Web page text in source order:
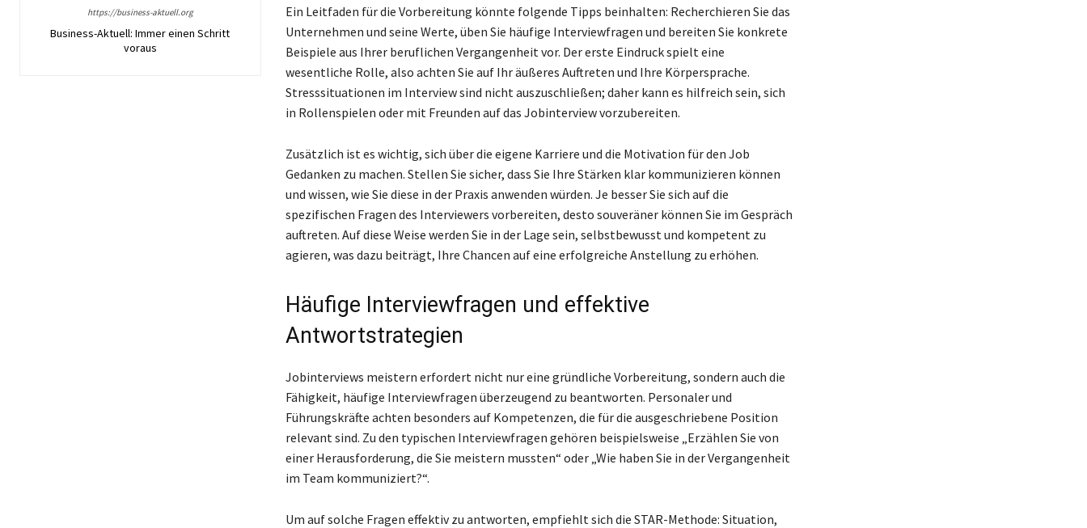
https://business-aktuell.org
Business-Aktuell: Immer einen Schritt
voraus
Ein Leitfaden für die Vorbereitung könnte folgende Tipps beinhalten: Recherchieren Sie das
Unternehmen und seine Werte, üben Sie häufige Interviewfragen und bereiten Sie konkrete
Beispiele aus Ihrer beruflichen Vergangenheit vor. Der erste Eindruck spielt eine
wesentliche Rolle, also achten Sie auf Ihr äußeres Auftreten und Ihre Körpersprache.
Stresssituationen im Interview sind nicht auszuschließen; daher kann es hilfreich sein, sich
in Rollenspielen oder mit Freunden auf das Jobinterview vorzubereiten.
Zusätzlich ist es wichtig, sich über die eigene Karriere und die Motivation für den Job
Gedanken zu machen. Stellen Sie sicher, dass Sie Ihre Stärken klar kommunizieren können
und wissen, wie Sie diese in der Praxis anwenden würden. Je besser Sie sich auf die
spezifischen Fragen des Interviewers vorbereiten, desto souveräner können Sie im Gespräch
auftreten. Auf diese Weise werden Sie in der Lage sein, selbstbewusst und kompetent zu
agieren, was dazu beiträgt, Ihre Chancen auf eine erfolgreiche Anstellung zu erhöhen.
Häufige Interviewfragen und effektive
Antwortstrategien
Jobinterviews meistern erfordert nicht nur eine gründliche Vorbereitung, sondern auch die
Fähigkeit, häufige Interviewfragen überzeugend zu beantworten. Personaler und
Führungskräfte achten besonders auf Kompetenzen, die für die ausgeschriebene Position
relevant sind. Zu den typischen Interviewfragen gehören beispielsweise „Erzählen Sie von
einer Herausforderung, die Sie meistern mussten“ oder „Wie haben Sie in der Vergangenheit
im Team kommuniziert?“.
Um auf solche Fragen effektiv zu antworten, empfiehlt sich die STAR-Methode: Situation,